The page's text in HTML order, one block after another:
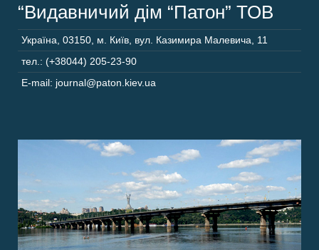
“Видавничий дім “Патон” ТОВ
Україна 03150 м. Київ, вул. Казимира Малевича, 11
тел.: (+38044) 205-23-90
E-mail: journal@paton.kiev.ua